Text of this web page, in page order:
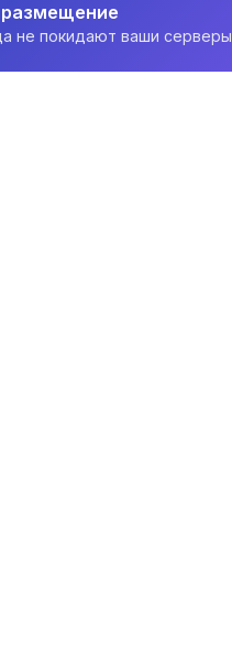
размещение
не покидают ваши серверы